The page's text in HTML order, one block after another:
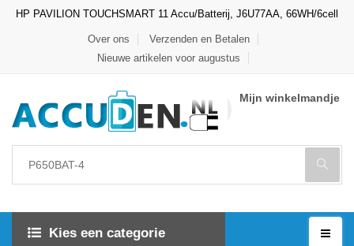
HP PAVILION TOUCHSMART 11 Accu/Batterij, J6U77AA, 66WH/6cell
Over ons
Verzenden en Betalen
Nieuwe artikelen voor augustus
Mijn winkelmandje
Kies een categorie